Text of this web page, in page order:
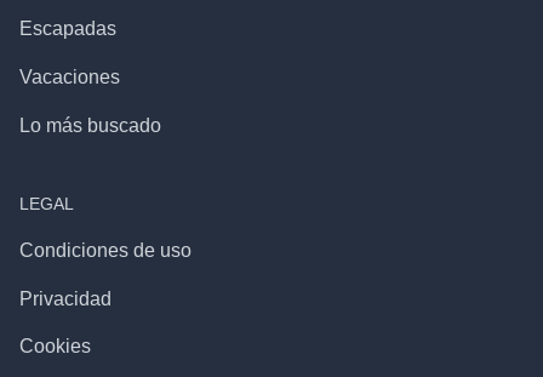
Escapadas
Vacaciones
Lo más buscado
LEGAL
Condiciones de uso
Privacidad
Cookies